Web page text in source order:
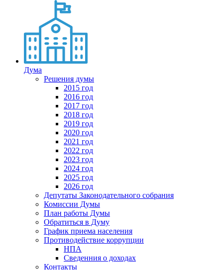
Дума
Решения думы
2015 год
2016 год
2017 год
2018 год
2019 год
2020 год
2021 год
2022 год
2023 год
2024 год
2025 год
2026 год
Депутаты Законодательного собрания
Комиссии Думы
План работы Думы
Обратиться в Думу
График приема населения
Противодействие коррупции
НПА
Сведенния о доходах
Контакты